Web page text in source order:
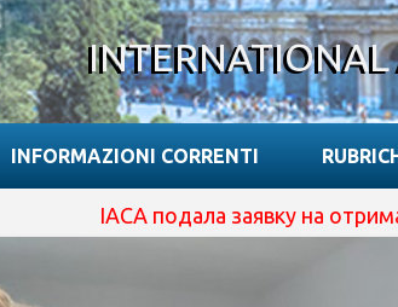
INTERNATIONAL
INFORMAZIONI CORRENTI
IACA подала заявку на отримання